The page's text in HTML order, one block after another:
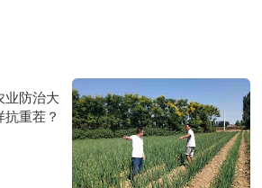
业防治大
重茬？